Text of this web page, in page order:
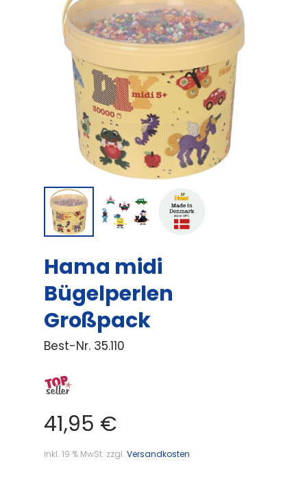
Hama midi
Bügelperlen
Großpack
Best-Nr. 35.110
41,95 €
inkl. 19 % MwSt. zzgl. Versandkosten